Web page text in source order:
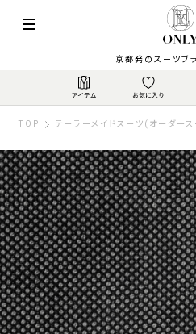
京都発のスーツブ
TOP テーラーメイドスーツ(オーダー